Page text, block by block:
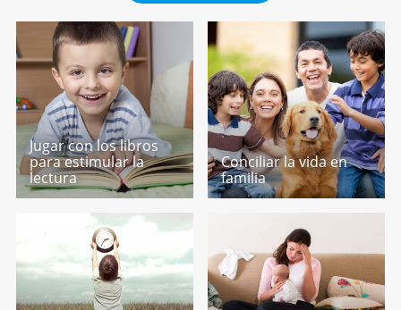
Jugar con los libros
para estimular la
lectura
Conciliar la vida en
familia